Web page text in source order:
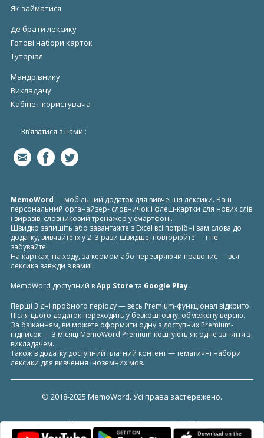
Як займатися
Де брати лексику
Готові набори карток
Туторіал
Мандрівнику
Викладачу
Кабінеткористувача
Зв’язатися з нами::
MemoWord — мобільний додаток для вивчення лексики. Ваш
персональний органайзер- словничок i флеш-картки для нових слів
і виразів, словниковий тренажер у смартфоні.
Швидко запишіть або завантажте з Excel всі потрібні вам слова до
додатку, вивчайте їх у 2–3 рази швидше, повторюйте — і не
забувайте!
На картках, на ходу, за кермом або перевіряючи правопис — вся
лексика завжди з вами!
MemoWord доступний вApp Storeта Google Play.
Перші 3 дні пробного періоду — весь Premium-функціонал відкрито.
Після цього додаток переходить у безкоштовну, обмежену версію.
За бажанням, ви можете оформити одну з доступних Premium-
підписок — 3 місяці MemoWord Premium коштують як одне заняття з
викладачем.
Також в додатку доступний платний контент — тематичні набори
лексики для вивчення іноземних мов.
© 2018-2025 MemoWord. Усі права застережено.
** Terms of Use And Privacy Policy **